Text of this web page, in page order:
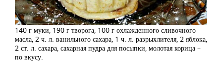
140 г муки, 190 г творога, 100 г охлажденного сливочного
масла, 2 ч. л. ванильного сахара, 1 ч. л. разрыхлителя, 2 яблока,
2 ст. л. сахара, сахарная пудра для посыпки, молотая корица –
по вкусу.